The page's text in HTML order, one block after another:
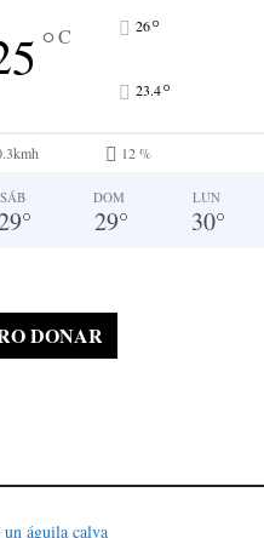
°C 26°
23.4°
12 %
SÁB
°
DOM
29°
LUN
30°
DONAR